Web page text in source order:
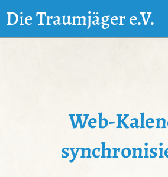
Die Traumjäger e.V.
Web-